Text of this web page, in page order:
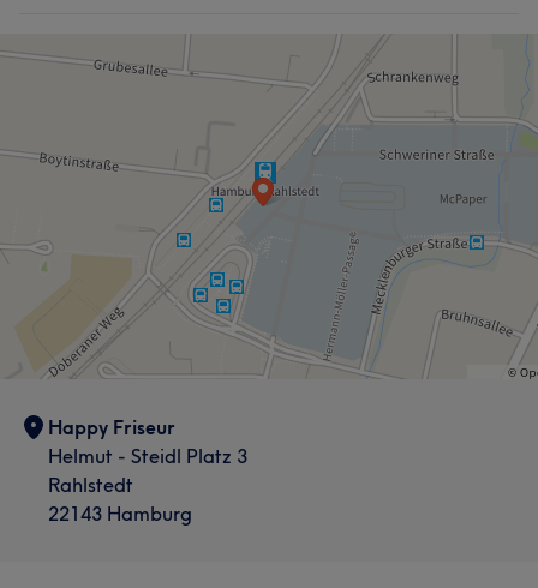
Happy Friseur
Helmut - Steidl Platz 3
Rahlstedt
22143 Hamburg